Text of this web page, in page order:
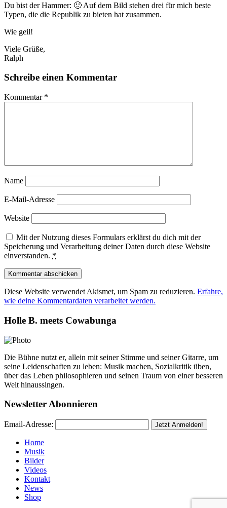
Du bist der Hammer: 🙂 Auf dem Bild stehen drei für mich beste
Typen, die die Republik zu bieten hat zusammen.
Wie geil!
Viele Grüße,
Ralph
Schreibe einen Kommentar
Kommentar *
Name
E-Mail-Adresse
Website
Mit der Nutzung dieses Formulars erklärst du dich mit der
Speicherung und Verarbeitung deiner Daten durch diese Website
einverstanden. *
Diese Website verwendet Akismet, um Spam zu reduzieren. Erfahre,
wie deine Kommentardaten verarbeitet werden.
Holle B. meets Cowabunga
Die Bühne nutzt er, allein mit seiner Stimme und seiner Gitarre, um
seine Leidenschaften zu leben: Musik machen, Sozialkritik üben,
über das Leben philosophieren und seinen Traum von einer besseren
Welt hinaussingen.
Newsletter Abonnieren
Email-Adresse:
Home
Musik
Bilder
Videos
Kontakt
News
Shop